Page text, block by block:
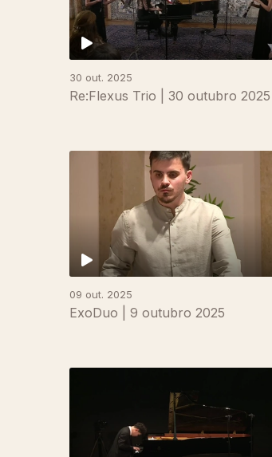
30 out. 2025
Re:Flexus Trio | 30 outubro 2025
09 out. 2025
ExoDuo | 9 outubro 2025